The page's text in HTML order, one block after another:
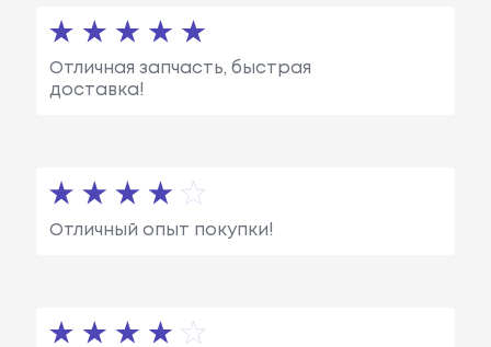
Отличная запчасть, быстрая
доставка!
Отличный опыт покупки!